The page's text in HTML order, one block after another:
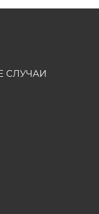
СЛУЧАИ